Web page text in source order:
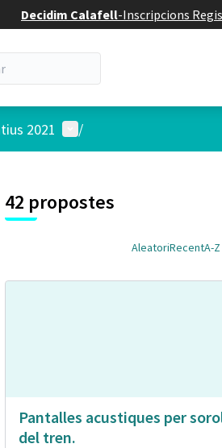
Decidim Calafell-Inscripcions
2021 Menú d'usuari
/
42 propostes
AleatoriRecentA-
Pantalles acustiques per
del tren.